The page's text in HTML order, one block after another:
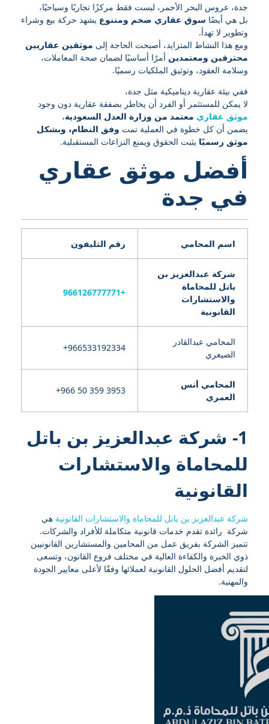
جدة، عروس البحر الأحمر، ليست فقط مركزًا تجاريًا وسياحيًا،
بل هي أيضًا سوق عقاري ضخم ومتنوع يشهد حركة بيع وشراء
وتطوير لا تهدأ.
ومع هذا النشاط المتزايد، أصبحت الحاجة إلى موثقين عقاريين
محترفين ومعتمدين أمرًا أساسيًا لضمان صحة المعاملات،
وسلامة العقود، وتوثيق الملكيات رسميًا.
ففي بيئة عقارية ديناميكية مثل جدة،
لا يمكن للمستثمر أو الفرد أن يخاطر بصفقة عقارية دون وجود
موثق عقاري معتمد من وزارة العدل السعودية،
يضمن أن كل خطوة في العملية تمت وفق النظام، وبشكل
موثق رسميًا يثبت الحقوق ويمنع النزاعات المستقبلية.
أفضل موثق عقاري
في جدة
اسم المحامي رقم التليفون
شركة عبدالعزيز بن
باتل للمحاماة
والاستشارات
القانونية
+966126777771
المحامي عبدالقادر
الصيعري
المحامي أنس
العمري
1- شركة عبدالعزيز بن باتل
للمحاماة والاستشارات
القانونية
شركة عبدالعزيز بن باتل للمحاماة والاستشارات القانونية هي
شركة رائدة تقدم خدمات قانونية متكاملة للأفراد والشركات.
تتميز الشركة بفريق عمل من المحامين والمستشارين القانونيين
ذوي الخبرة والكفاءة العالية في مختلف فروع القانون، وتسعى
لتقديم أفضل الحلول القانونية لعملائها وفقًا لأعلى معايير الجودة
والمهنية.